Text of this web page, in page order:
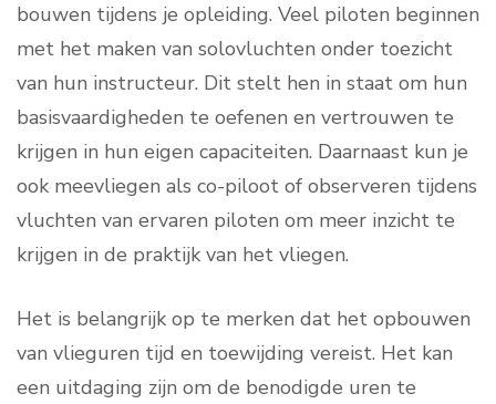
bouwen tijdens je opleiding. Veel piloten beginnen
met het maken van solovluchten onder toezicht
van hun instructeur. Dit stelt hen in staat om hun
basisvaardigheden te oefenen en vertrouwen te
krijgen in hun eigen capaciteiten. Daarnaast kun je
ook meevliegen als co-piloot of observeren tijdens
vluchten van ervaren piloten om meer inzicht te
krijgen in de praktijk van het vliegen.
Het is belangrijk op te merken dat het opbouwen
van vlieguren tijd en toewijding vereist. Het kan
een uitdaging zijn om de benodigde uren te